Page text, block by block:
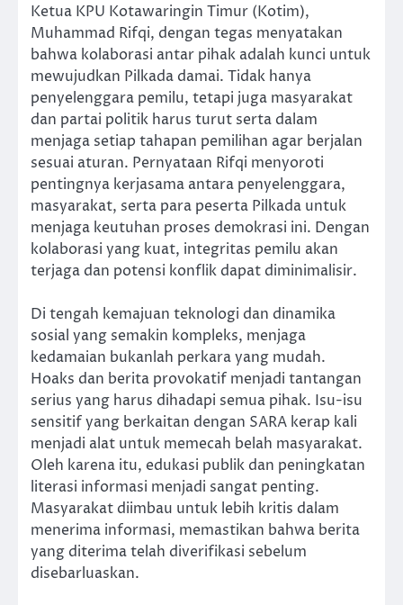
Ketua KPU Kotawaringin Timur (Kotim),
Muhammad Rifqi, dengan tegas menyatakan
bahwa kolaborasi antar pihak adalah kunci untuk
mewujudkan Pilkada damai. Tidak hanya
penyelenggara pemilu, tetapi juga masyarakat
dan partai politik harus turut serta dalam
menjaga setiap tahapan pemilihan agar berjalan
sesuai aturan. Pernyataan Rifqi menyoroti
pentingnya kerjasama antara penyelenggara,
masyarakat, serta para peserta Pilkada untuk
menjaga keutuhan proses demokrasi ini. Dengan
kolaborasi yang kuat, integritas pemilu akan
terjaga dan potensi konflik dapat diminimalisir.
Di tengah kemajuan teknologi dan dinamika
sosial yang semakin kompleks, menjaga
kedamaian bukanlah perkara yang mudah.
Hoaks dan berita provokatif menjadi tantangan
serius yang harus dihadapi semua pihak. Isu-isu
sensitif yang berkaitan dengan SARA kerap kali
menjadi alat untuk memecah belah masyarakat.
Oleh karena itu, edukasi publik dan peningkatan
literasi informasi menjadi sangat penting.
Masyarakat diimbau untuk lebih kritis dalam
menerima informasi, memastikan bahwa berita
yang diterima telah diverifikasi sebelum
disebarluaskan.